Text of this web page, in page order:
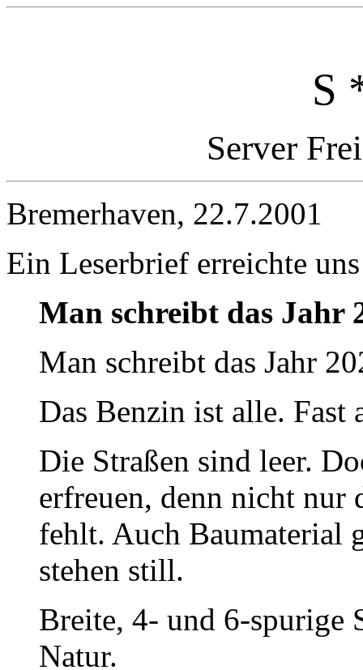
S
Server
Bremerhaven, 22.7.2001
Ein Leserbrief erreichte
Man schreibt das Jahr
Man schreibt das Jahr
Das Benzin ist alle. Fast
Die Straßen sind leer.
erfreuen, denn nicht nur
fehlt. Auch Baumaterial
stehen still.
Breite, 4- und 6-spurige
Natur.